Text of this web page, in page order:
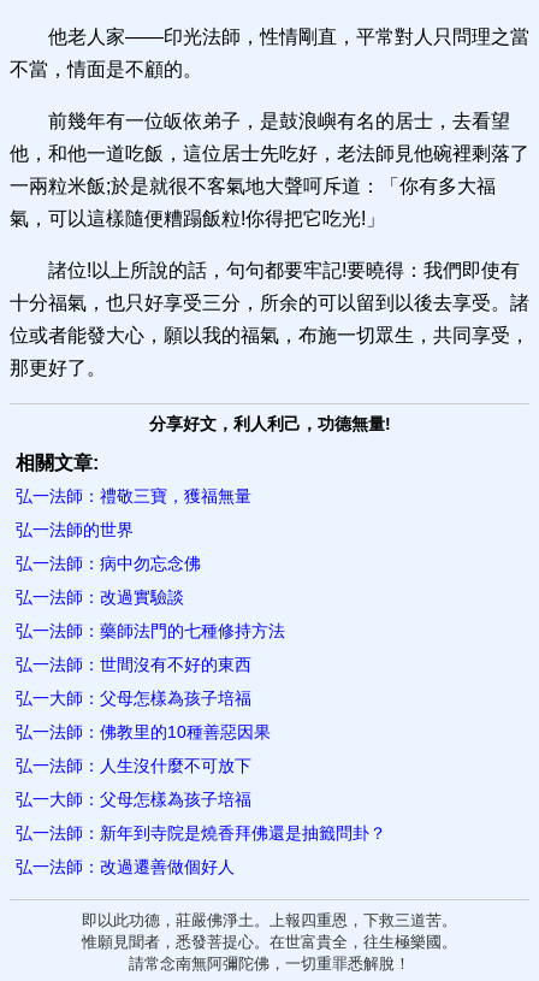
他老人家——印光法師，性情剛直，平常對人只問理之當
不當，情面是不顧的。
前幾年有一位皈依弟子，是鼓浪嶼有名的居士，去看望
他，和他一道吃飯，這位居士先吃好，老法師見他碗裡剩落了
一兩粒米飯;於是就很不客氣地大聲呵斥道：「你有多大福
氣，可以這樣隨便糟蹋飯粒!你得把它吃光!」
諸位!以上所說的話，句句都要牢記!要曉得：我們即使有
十分福氣，也只好享受三分，所余的可以留到以後去享受。諸
位或者能發大心，願以我的福氣，布施一切眾生，共同享受，
那更好了。
分享好文，利人利己，功德無量!
相關文章:
弘一法師：禮敬三寶，獲福無量
弘一法師的世界
弘一法師：病中勿忘念佛
弘一法師：改過實驗談
弘一法師：藥師法門的七種修持方法
弘一法師：世間沒有不好的東西
弘一大師：父母怎樣為孩子培福
弘一法師：佛教里的10種善惡因果
弘一法師：人生沒什麼不可放下
弘一大師：父母怎樣為孩子培福
弘一法師：新年到寺院是燒香拜佛還是抽籤問卦？​
弘一法師：改過遷善做個好人
即以此功德，莊嚴佛淨土。上報四重恩，下救三道苦。
惟願見聞者，悉發菩提心。在世富貴全，往生極樂國。
請常念南無阿彌陀佛，一切重罪悉解脫！